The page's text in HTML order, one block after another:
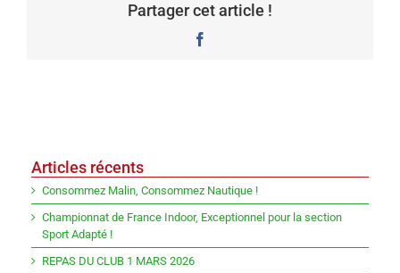
Partager cet article !
Articles récents
Consommez Malin, Consommez Nautique !
Championnat de France Indoor, Exceptionnel pour la section
Sport Adapté !
REPAS DU CLUB 1 MARS 2026